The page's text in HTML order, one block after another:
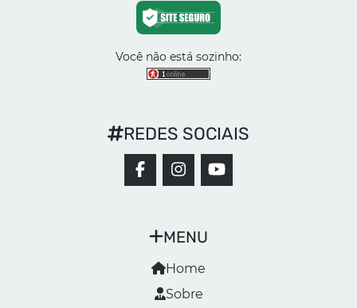
Você não está sozinho:
MENU
Home
Sobre
REDES SOCIAIS